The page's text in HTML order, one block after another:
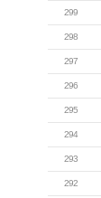
299
298
297
296
295
294
293
292